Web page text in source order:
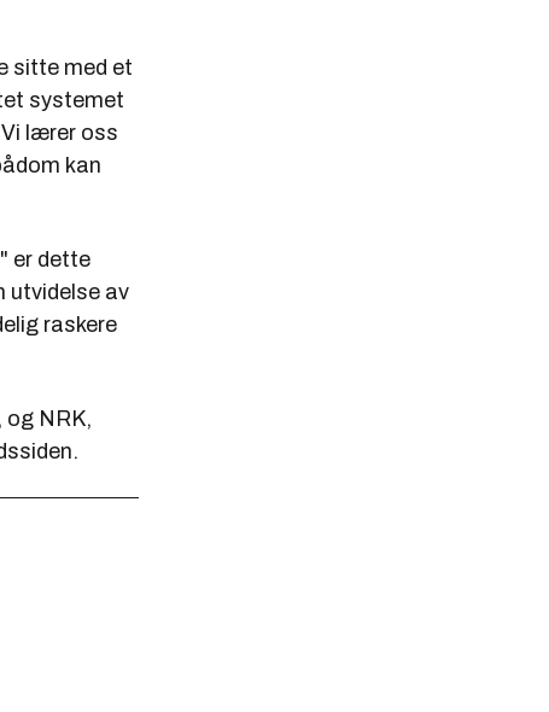
sitte med et
systemet
Vi lærer oss
kan
er dette
utvidelse av
raskere
og NRK,